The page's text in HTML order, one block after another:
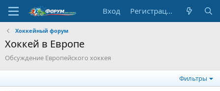
Вход Регистрация
Хоккейный форум
Хоккей в Европе
Обсуждение Европейского хоккея
Фильтры